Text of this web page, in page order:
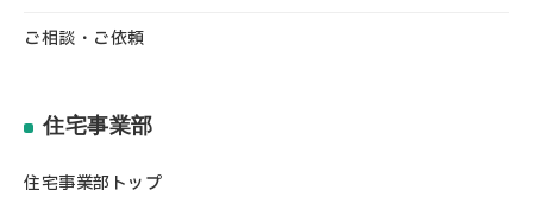
ご相談・ご依頼
住宅事業部
住宅事業部トップ